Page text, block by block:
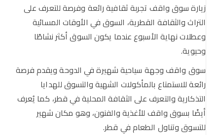
زيارة سوق واقف تجربة ثقافية رائعة وفرصة للتعرف على
التراث والثقافة القطرية، السوق في الأوقات المسائية
وعطلات نهاية الأسبوع عندما يكون السوق أكثر نشاطًا
وحيوية.
سوق واقف وجهة سياحية شهيرة في الدوحة ويقدم فرصة
رائعة للاستمتاع بالمأكولات الشهية والتسوق للهدايا
التذكارية والتعرف على الثقافة المحلية في قطر، كما يُعرف
أيضًا بسوق واقف للأغذية والفنون، وهو مكان شهير
للتسوق وتناول الطعام في قطر.